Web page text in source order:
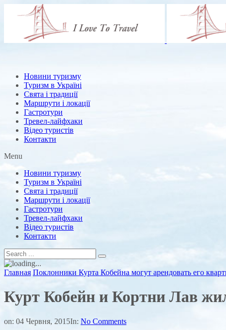
Новини туризму
Туризм в Україні
Свята і традиції
Маршрути і локації
Гастротури
Тревел-лайфхаки
Відео туристів
Контакти
Menu
Новини туризму
Туризм в Україні
Свята і традиції
Маршрути і локації
Гастротури
Тревел-лайфхаки
Відео туристів
Контакти
Главная Поклонники Курта Кобейна могут арендовать его
Курт Кобейн и Кортни Лав
on: 04 Червня, 2015In: No Comments